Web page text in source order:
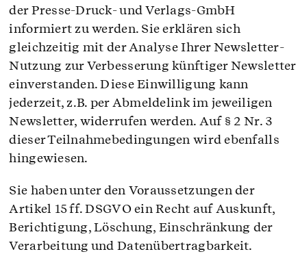
der Presse-Druck- und Verlags-GmbH
informiert zu werden. Sie erklären sich
gleichzeitig mit der Analyse Ihrer Newsletter-
Nutzung zur Verbesserung künftiger Newsletter
einverstanden. Diese Einwilligung kann
jederzeit, z.B. per Abmeldelink im jeweiligen
Newsletter, widerrufen werden. Auf § 2 Nr. 3
dieser Teilnahmebedingungen wird ebenfalls
hingewiesen.
Sie haben unter den Voraussetzungen der
Artikel 15 ff. DSGVO ein Recht auf Auskunft,
Berichtigung, Löschung, Einschränkung der
Verarbeitung und Datenübertragbarkeit.